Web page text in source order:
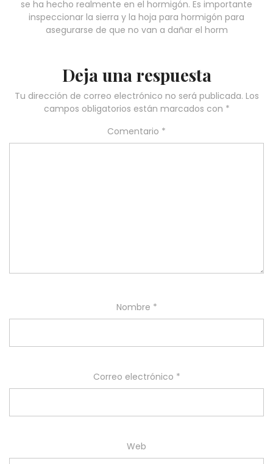
se ha hecho realmente en el hormigón. Es importante
inspeccionar la sierra y la hoja para hormigón para
asegurarse de que no van a dañar el horm
Deja una respuesta
Tu dirección de correo electrónico no será publicada. Los
campos obligatorios están marcados con *
Comentario *
Nombre *
Correo electrónico *
Web